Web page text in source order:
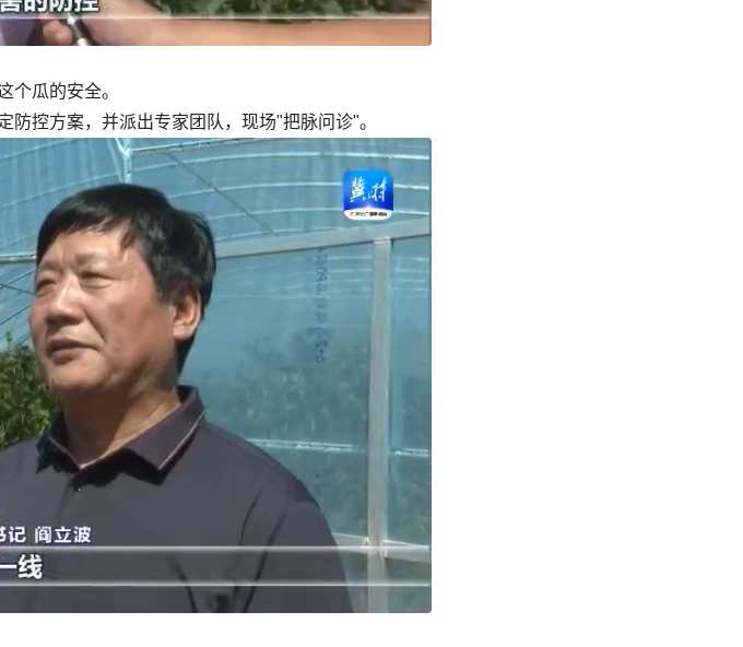
个瓜的安全。
控方案，并派出专家团队，现场"把脉问诊"。